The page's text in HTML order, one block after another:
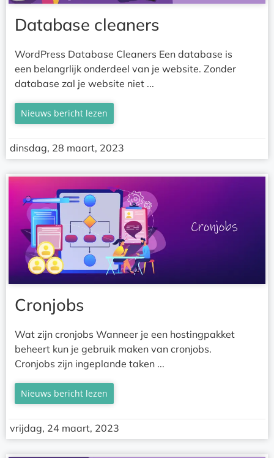
Database cleaners
WordPress Database Cleaners Een database is
een belangrlijk onderdeel van je website. Zonder
database zal je website niet ...
Nieuws bericht lezen
dinsdag, 28 maart, 2023
Cronjobs
Wat zijn cronjobs Wanneer je een hostingpakket
beheert kun je gebruik maken van cronjobs.
Cronjobs zijn ingeplande taken ...
Nieuws bericht lezen
vrijdag, 24 maart, 2023